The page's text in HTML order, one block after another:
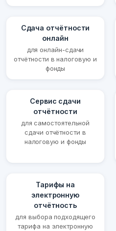
Сдача отчётности
онлайн
для онлайн-сдачи
отчётности в налоговую и
фонды
Сервис сдачи
отчётности
для самостоятельной
сдачи отчётности в
налоговую и фонды
Тарифы на
электронную
отчётность
для выбора подходящего
тарифа на электронную